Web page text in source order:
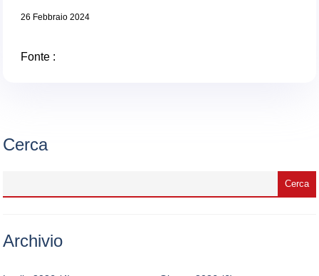
26 Febbraio 2024
Fonte :
Cerca
Archivio